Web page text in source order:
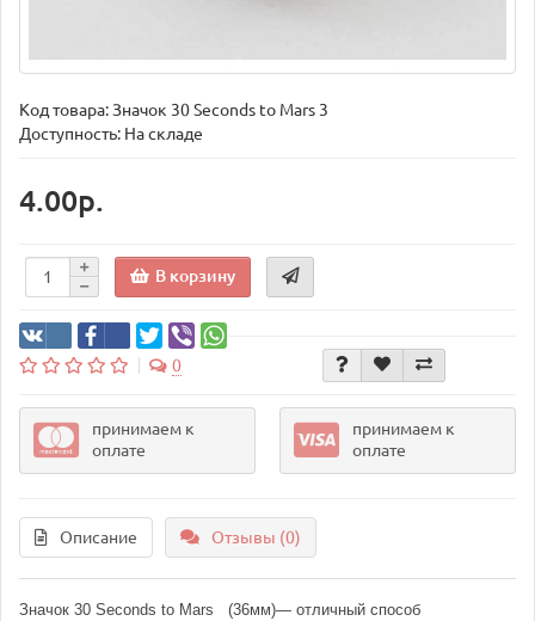
Код товара:Значок 30 Seconds to Mars 3
Доступность: На складе
4.00р.
В корзину
0
принимаем к
оплате
принимаем к
оплате
Описание Отзывы (0)
Значок 30 Seconds to Mars (36мм)— отличный способ